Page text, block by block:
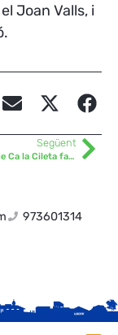
Joan Valls, i
Següent
La residència de Ca la Cileta fa 20 anys
973601314